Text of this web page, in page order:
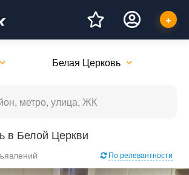
Белая Церковь
в Белой Церкви
По релевантности